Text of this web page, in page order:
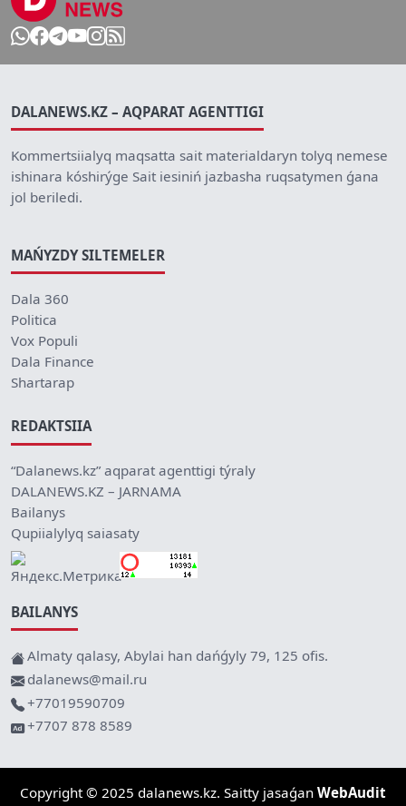
DALANEWS.KZ – AQPARAT AGENTTIGI
Kommertsiialyq maqsatta sait materialdaryn tolyq nemese
ishinara kóshirýge Sait iesiniń jazbasha ruqsatymen ǵana
jol beriledi.
MAŃYZDY SILTEMELER
Dala 360
Politica
Vox Populi
Dala Finance
Shartarap
REDAKTSIIA
“Dalanews.kz” aqparat agenttigi týraly
DALANEWS.KZ – JARNAMA
Bailanys
Qupiialylyq saiasaty
BAILANYS
Almaty qalasy, Abylai han dańǵyly 79, 125 ofis.
dalanews@mail.ru
+77019590709
+7707 878 8589
Copyright © 2025 dalanews.kz. Saitty jasaǵan WebAudit